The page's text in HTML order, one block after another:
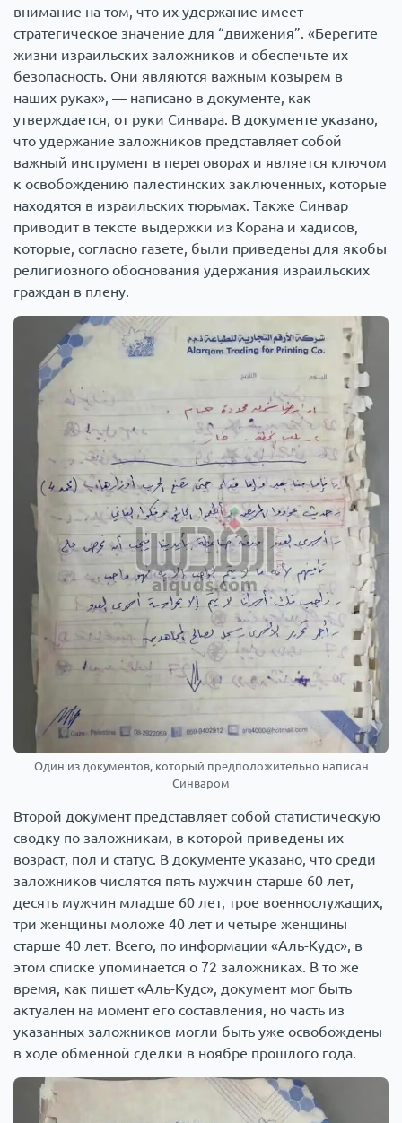
внимание на том, что их удержание имеет
стратегическое значение для “движения”. «Берегите
жизни израильских заложников и обеспечьте их
безопасность. Они являются важным козырем в
наших руках», — написано в документе, как
утверждается, от руки Синвара. В документе указано,
что удержание заложников представляет собой
важный инструмент в переговорах и является ключом
к освобождению палестинских заключенных, которые
находятся в израильских тюрьмах. Также Синвар
приводит в тексте выдержки из Корана и хадисов,
которые, согласно газете, были приведены для якобы
религиозного обоснования удержания израильских
граждан в плену.
Один из документов, который предположительно написан
Синваром
Второй документ представляет собой статистическую
сводку по заложникам, в которой приведены их
возраст, пол и статус. В документе указано, что среди
заложников числятся пять мужчин старше 60 лет,
десять мужчин младше 60 лет, трое военнослужащих,
три женщины моложе 40 лет и четыре женщины
старше 40 лет. Всего, по информации «Аль-Кудс», в
этом списке упоминается о 72 заложниках. В то же
время, как пишет «Аль-Кудс», документ мог быть
актуален на момент его составления, но часть из
указанных заложников могли быть уже освобождены
в ходе обменной сделки в ноябре прошлого года.